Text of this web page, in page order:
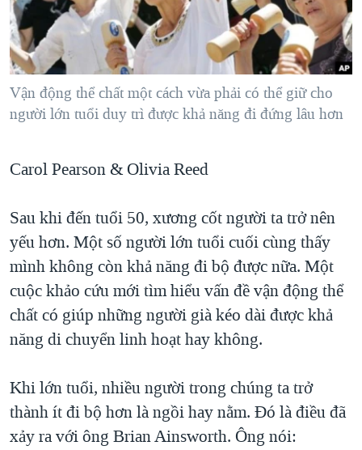
"Tìm" NGƯỜI VIỆT HẢI NGOẠI
ĐỜI SỐNG
KINH TẾ
KHOA HỌC
VĂN HOÁ
GIÁO DỤC
TẠI
HÀNH TRÌNH BẦU CỬ 2024
MỘT NĂM CHIẾN TRANH TẠI DẢI GAZA
GIẢI MÃ VÀNH ĐAI & CON ĐƯỜNG
NGÀY TỊ NẠN THẾ GIỚI
GROUND ZERO – XƯA VÀ NAY
CHI PHÍ CHIẾN TRANH AFGHANISTAN
CÁC GIÁ TRỊ CỘNG HÒA Ở VIỆT NAM
THƯỢNG ĐỈNH TRUMP-KIM TẠI VIỆT NAM
TRỊNH VĨNH BÌNH VS. CHÍNH PHỦ VIỆT NAM
NGƯ DÂN VIỆT VÀ LÀN SÓNG TRỘM HẢI SÂM
QUAN HỆ VIỆT MỸ
VIDEO
NGHE
MẠNG XÃ HỘI
Ngôn ngữ khác
Vận động thể chất một cách vừa phải có thể giữ cho
người lớn tuổi duy trì được khả năng đi đứng lâu hơn
Carol Pearson & Olivia Reed
Sau khi đến tuổi 50, xương cốt người ta trở nên
yếu hơn. Một số người lớn tuổi cuối cùng thấy
mình không còn khả năng đi bộ được nữa. Một
cuộc khảo cứu mới tìm hiểu vấn đề vận động thể
chất có giúp những người già kéo dài được khả
năng di chuyển linh hoạt hay không.
Khi lớn tuổi, nhiều người trong chúng ta trở
thành ít đi bộ hơn là ngồi hay nằm. Đó là điều đã
xảy ra với ông Brian Ainsworth. Ông nói: